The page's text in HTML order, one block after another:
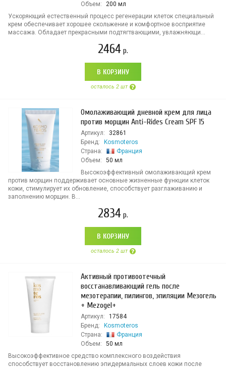
Объем:
200 мл
Ускоряющий естественный процесс регенерации клеток специальный
крем обеспечивает хорошее скольжение и комфортное восприятие
массажа. Обладает прекрасными подтягтвающими, увлажняющи...
2464 р.
В КОРЗИНУ
осталось 2 шт
Омолаживающий дневной крем для лица
против морщин Anti-Rides Cream SPF 15
Артикул:
32861
Бренд:
Kosmoteros
Страна:
Франция
Объем:
50 мл
Высокоэффективный омолаживающий крем
против морщин поддерживает основные жизненные функции клеток
кожи, стимулирует их обновление, способствует разглаживанию и
заполнению морщин. В...
2834 р.
В КОРЗИНУ
осталось 2 шт
Активный противоотечный
восстанавливающий гель после
мезотерапии, пилингов, эпиляции Мезогель
+ Mezogel+
Артикул:
17584
Бренд:
Kosmoteros
Страна:
Франция
Объем:
50 мл
Высокоэффективное средство комплексного воздействия
способствует восстановлению эпидермальных слоев кожи после